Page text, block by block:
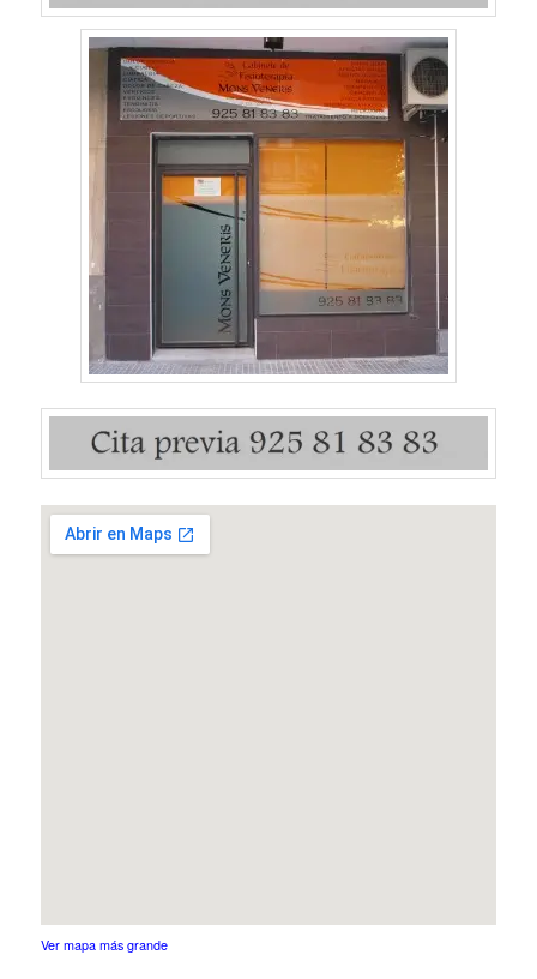
Ver mapa más grande